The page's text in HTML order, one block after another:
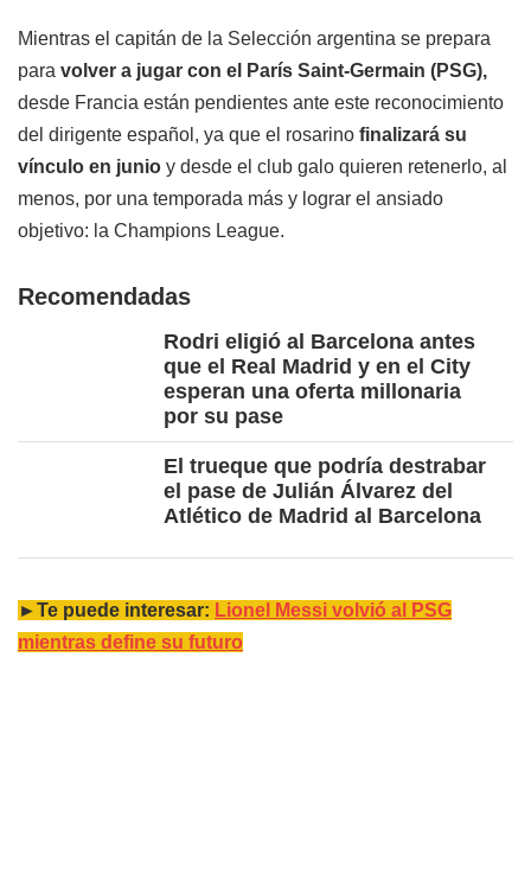
Mientras el capitán de la Selección argentina se prepara
para volver a jugar con el París Saint-Germain (PSG),
desde Francia están pendientes ante este reconocimiento
del dirigente español, ya que el rosarino finalizará su
vínculo en junio y desde el club galo quieren retenerlo, al
menos, por una temporada más y lograr el ansiado
objetivo: la Champions League.
Recomendadas
Rodri eligió al Barcelona antes
que el Real Madrid y en el City
esperan una oferta millonaria
por su pase
El trueque que podría destrabar
el pase de Julián Álvarez del
Atlético de Madrid al Barcelona
►Te puede interesar: Lionel Messi volvió al PSG
mientras define su futuro